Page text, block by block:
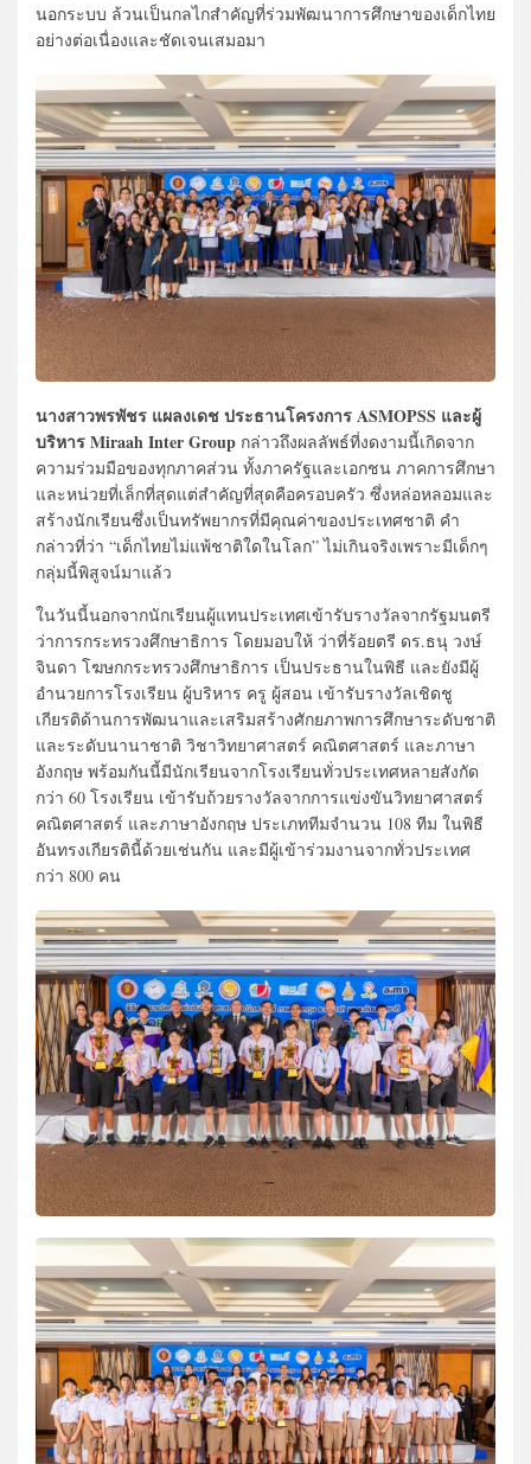
นอกระบบ ล้วนเป็นกลไกสำคัญที่ร่วมพัฒนาการศึกษาของเด็กไทย
อย่างต่อเนื่องและชัดเจนเสมอมา
นางสาวพรพัชร แผลงเดช ประธานโครงการ ASMOPSS และผู้
บริหาร Miraah Inter Group กล่าวถึงผลลัพธ์ที่งดงามนี้เกิดจาก
ความร่วมมือของทุกภาคส่วน ทั้งภาครัฐและเอกชน ภาคการศึกษา
และหน่วยที่เล็กที่สุดแต่สำคัญที่สุดคือครอบครัว ซึ่งหล่อหลอมและ
สร้างนักเรียนซึ่งเป็นทรัพยากรที่มีคุณค่าของประเทศชาติ คำ
กล่าวที่ว่า “เด็กไทยไม่แพ้ชาติใดในโลก” ไม่เกินจริงเพราะมีเด็กๆ
กลุ่มนี้พิสูจน์มาแล้ว
ในวันนี้นอกจากนักเรียนผู้แทนประเทศเข้ารับรางวัลจากรัฐมนตรี
ว่าการกระทรวงศึกษาธิการ โดยมอบให้ ว่าที่ร้อยตรี ดร.ธนุ วงษ์
จินดา โฆษกกระทรวงศึกษาธิการ เป็นประธานในพิธี และยังมีผู้
อำนวยการโรงเรียน ผู้บริหาร ครู ผู้สอน เข้ารับรางวัลเชิดชู
เกียรติด้านการพัฒนาและเสริมสร้างศักยภาพการศึกษาระดับชาติ
และระดับนานาชาติ วิชาวิทยาศาสตร์ คณิตศาสตร์ และภาษา
อังกฤษ พร้อมกันนี้มีนักเรียนจากโรงเรียนทั่วประเทศหลายสังกัด
กว่า 60 โรงเรียน เข้ารับถ้วยรางวัลจากการแข่งขันวิทยาศาสตร์
คณิตศาสตร์ และภาษาอังกฤษ ประเภททีมจำนวน 108 ทีม ในพิธี
อันทรงเกียรตินี้ด้วยเช่นกัน และมีผู้เข้าร่วมงานจากทั่วประเทศ
กว่า 800 คน